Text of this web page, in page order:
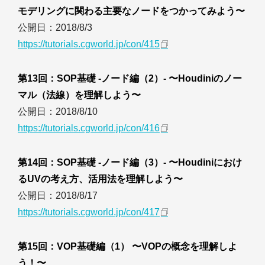
モデリングに関わる主要なノードをつかってみよう〜
公開日：2018/8/3
https://tutorials.cgworld.jp/con/415
第13回：SOP基礎 -ノード編（2）- 〜Houdiniのノー
マル（法線）を理解しよう〜
公開日：2018/8/10
https://tutorials.cgworld.jp/con/416
第14回：SOP基礎 -ノード編（3）- 〜Houdiniにおけ
るUVの考え方、活用法を理解しよう〜
公開日：2018/8/17
https://tutorials.cgworld.jp/con/417
第15回：VOP基礎編（1） 〜VOPの概念を理解しよ
う！〜